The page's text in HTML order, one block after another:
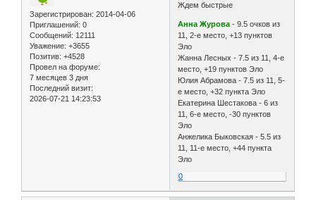
Зарегистрирован: 2014-04-06
Приглашений: 0
Сообщений: 12111
Уважение: +3655
Позитив: +4528
Провел на форуме:
7 месяцев 3 дня
Последний визит:
2026-07-21 14:23:53
Ждем быстрые
Анна Журова - 9.5 очков из
11, 2-е место, +13 пунктов
Эло
Жанна Лесных - 7.5 из 11, 4-е
место, +19 пунктов Эло
Юлия Абрамова - 7.5 из 11, 5-
е место, +32 пункта Эло
Екатерина Шестакова - 6 из
11, 6-е место, -30 пунктов
Эло
Анжелика Быковская - 5.5 из
11, 11-е место, +44 пункта
Эло
0